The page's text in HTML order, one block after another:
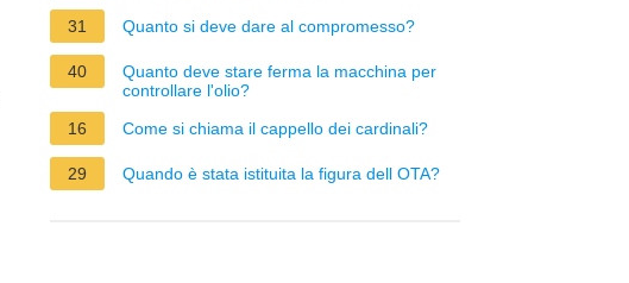
31 Quanto si deve dare al compromesso?
40
Quanto deve stare ferma la macchina per
controllare l'olio?
16
Come si chiama il cappello dei cardinali?
29 Quando è stata istituita la figura dell OTA?